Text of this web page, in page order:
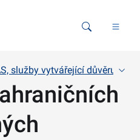
Vyhledávání
služby vytvářející důvěru a